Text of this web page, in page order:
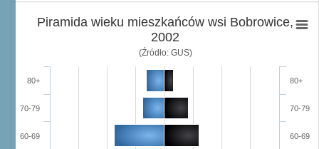
Piramida wieku mieszkańców wsi Bobrowice,
2002
(Źródło: GUS)
60-69
70-79
80+
60-69
70-79
80+